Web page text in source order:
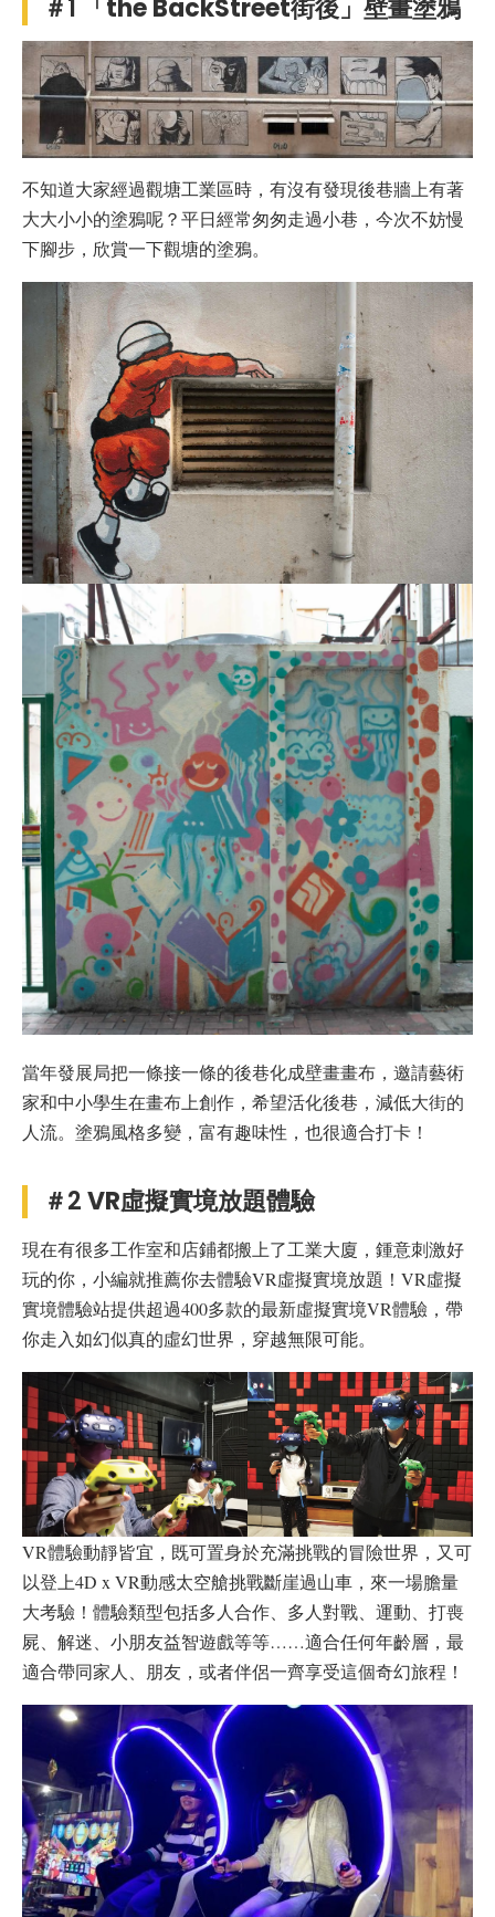
＃1 「the BackStreet街後」壁畫塗鴉
不知道大家經過觀塘工業區時，有沒有發現後巷牆上有著
大大小小的塗鴉呢？平日經常匆匆走過小巷，今次不妨慢
下腳步，欣賞一下觀塘的塗鴉。
當年發展局把一條接一條的後巷化成壁畫畫布，邀請藝術
家和中小學生在畫布上創作，希望活化後巷，減低大街的
人流。塗鴉風格多變，富有趣味性，也很適合打卡！
＃2VR虛擬實境放題體驗
現在有很多工作室和店鋪都搬上了工業大廈，鍾意刺激好
玩的你，小編就推薦你去體驗VR虛擬實境放題！VR虛擬
實境體驗站提供超過400多款的最新虛擬實境VR體驗，帶
你走入如幻似真的虛幻世界，穿越無限可能。
VR體驗動靜皆宜，既可置身於充滿挑戰的冒險世界，又可
以登上4D x VR動感太空艙挑戰斷崖過山車，來一場膽量
大考驗！體驗類型包括多人合作、多人對戰、運動、打喪
屍、解迷、小朋友益智遊戲等等……適合任何年齡層，最
適合帶同家人、朋友，或者伴侶一齊享受這個奇幻旅程！